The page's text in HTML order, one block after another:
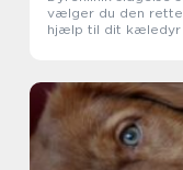
vælger du den rette
hjælp til dit kæledyr